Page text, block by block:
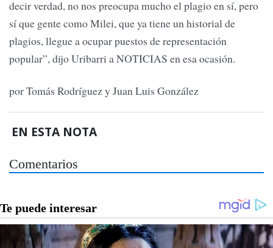
decir verdad, no nos preocupa mucho el plagio en sí, pero
sí que gente como Milei, que ya tiene un historial de
plagios, llegue a ocupar puestos de representación
popular”, dijo Uribarri a NOTICIAS en esa ocasión.
por Tomás Rodríguez y Juan Luis González
EN ESTA NOTA
Comentarios